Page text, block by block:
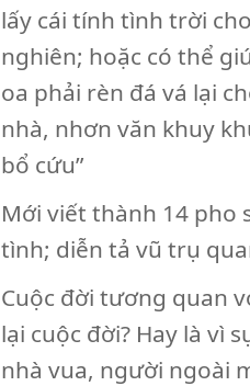
lấy cái tính tình trời
nghiên; hoặc có thể
oa phải rèn đá vá lại
nhà, nhơn văn khuy
bổ cứu”
Mới viết thành 14 pho
tình; diễn tả vũ trụ
Cuộc đời tương quan
lại cuộc đời? Hay là vì
nhà vua, người ngoài